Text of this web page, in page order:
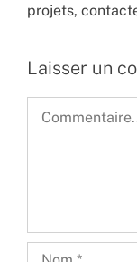
projets,
Laisser un